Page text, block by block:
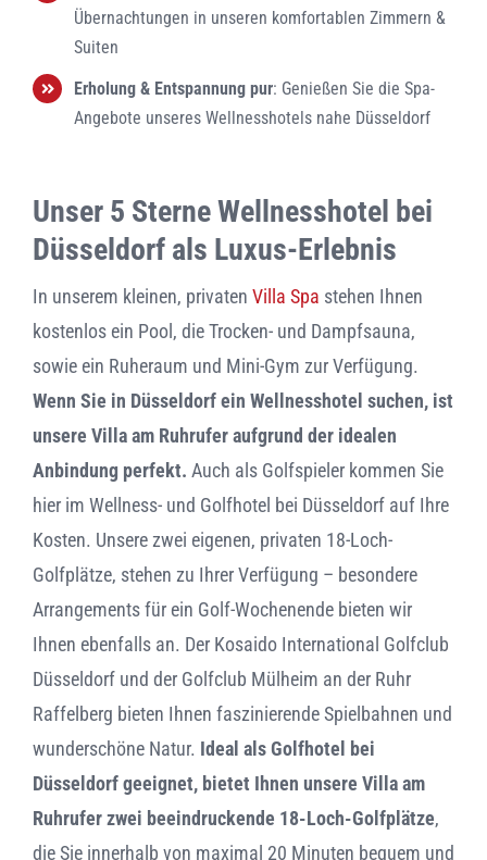
Übernachtungen in unseren komfortablen Zimmern &
Suiten
Erholung & Entspannung pur: Genießen Sie die Spa-
Angebote unseres Wellnesshotels nahe Düsseldorf
Unser 5 Sterne Wellnesshotel bei
Düsseldorf als Luxus-Erlebnis
In unserem kleinen, privaten Villa Spa stehen Ihnen
kostenlos ein Pool, die Trocken- und Dampfsauna,
sowie ein Ruheraum und Mini-Gym zur Verfügung.
Wenn Sie in Düsseldorf ein Wellnesshotel suchen, ist
unsere Villa am Ruhrufer aufgrund der idealen
Anbindung perfekt. Auch als Golfspieler kommen Sie
hier im Wellness- und Golfhotel bei Düsseldorf auf Ihre
Kosten. Unsere zwei eigenen, privaten 18-Loch-
Golfplätze, stehen zu Ihrer Verfügung – besondere
Arrangements für ein Golf-Wochenende bieten wir
Ihnen ebenfalls an. Der Kosaido International Golfclub
Düsseldorf und der Golfclub Mülheim an der Ruhr
Raffelberg bieten Ihnen faszinierende Spielbahnen und
wunderschöne Natur. Ideal als Golfhotel bei
Düsseldorf geeignet, bietet Ihnen unsere Villa am
Ruhrufer zwei beeindruckende 18-Loch-Golfplätze,
die Sie innerhalb von maximal 20 Minuten bequem und